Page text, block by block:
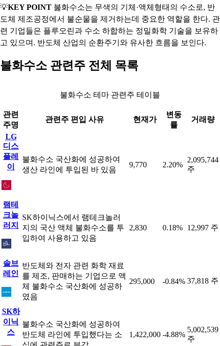
💡KEY POINT 붏화수소는 무색의 기체·액체형태의 수소로, 반
도체 제조공정에서 불순물을 제거하는데 중요한 역할을 한다. 관
련 기업들은 플루오린과 수소 하합하는 정밀화학 기술을 보유하
고 있으며. 반도체 산업의 순환주기와 유사한 흐름을 보인다.
불화수소 관련주 전체 목록
불화수소 테마 관련주 테이블
관련
주명
관련주 편입 사유 현재가
변동
률
거래량
LG
디스
플레
이
불화수소 국산화에 성공하여
생산 라인에 투입된 바 있음
9,770 2.20%
2,095,744
주
램테
크놀
러지
SK하이닉스에서 램테크놀러
지의 국산 액체 불화수소를 투
입하여 사용하고 있음
2,830 0.18% 12,997 주
솔브
레인
반도체와 전자 관련 화학 재료
를 제조, 판매하는 기업으로 액
체 불화수소 국산화에 성공하
였음
295,000 -0.84% 37,818 주
SK하
이닉
스
불화수소 국산화에 성공하여
반도체 라인에 투입했다는 소
1,422,000 -4.88%
5,002,539
주